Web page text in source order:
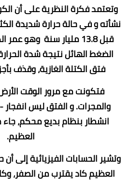
وتعتمد فكرة النظرية على أن
نشأته و في حالة حرارة شديدة
قبل 13.8 مليار سنة وهو
الضغط الهائل نتيجة شدة
فتق الكتلة الغازية، وقذف
فتكونت مع مرور الوقت
والمجرات. و الفتق ليس
انشطار بنظام بديع محكم،
العظيم.
وتشير الحسابات الفيزيائية إلى
العظيم كاد يقترب من الصفر،